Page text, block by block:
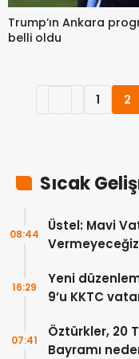
Trump’ın Ankara
belli oldu
1 2
Sıcak
Üstel: Mavi
Vermeyeceğiz
08:44
Yeni
9’u KKTC
16:29
Öztürkler, 20
Bayramı
07:41